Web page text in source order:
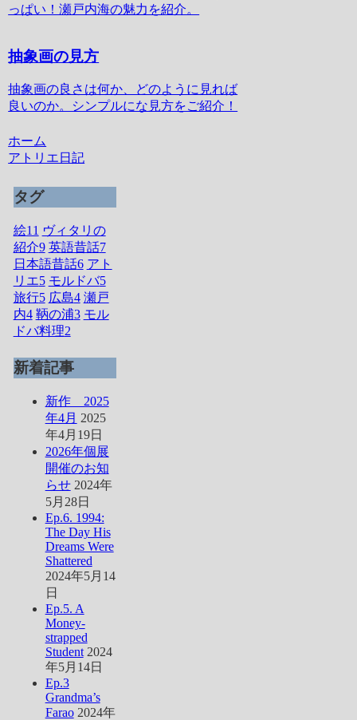
っぱい！瀬戸内海の魅力を紹介。
抽象画の見方
抽象画の良さは何か、どのように見れば
良いのか。シンプルにな見方をご紹介！
ホーム
アトリエ日記
タグ
絵11 ヴィタリの
紹介9 英語昔話7
日本語昔話6 アト
リエ5 モルドバ5
旅行5 広島4 瀬戸
内4 鞆の浦3 モル
ドバ料理2
新着記事
新作 2025
年4月 2025
年4月19日
2026年個展
開催のお知
らせ 2024年
5月28日
Ep.6. 1994:
The Day His
Dreams Were
Shattered
2024年5月14
日
Ep.5. A
Money-
strapped
Student 2024
年5月14日
Ep.3
Grandma’s
Farao 2024年